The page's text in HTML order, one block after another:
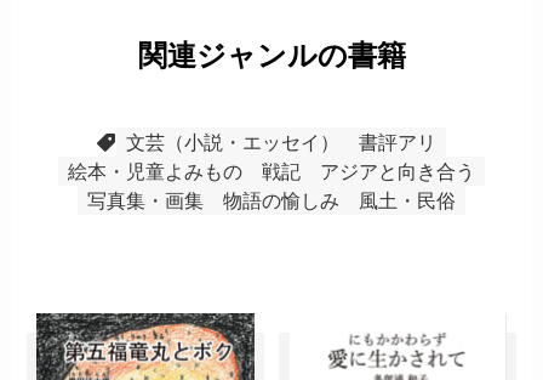
関連ジャンルの書籍
文芸（小説・エッセイ）
書評アリ
絵本・児童よみもの
戦記
アジアと向き合う
写真集・画集
物語の愉しみ 風土・民俗